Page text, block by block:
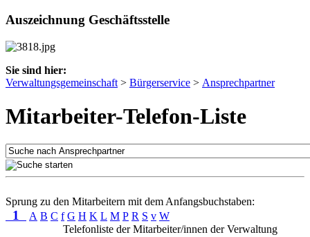
Auszeichnung Geschäftsstelle
Sie sind hier:
Verwaltungsgemeinschaft > Bürgerservice > Ansprechpartner
Mitarbeiter-Telefon-Liste
Sprung zu den Mitarbeitern mit dem Anfangsbuchstaben:
1 A B C f G H K L M P R S v W
Telefonliste der Mitarbeiter/innen der Verwaltung